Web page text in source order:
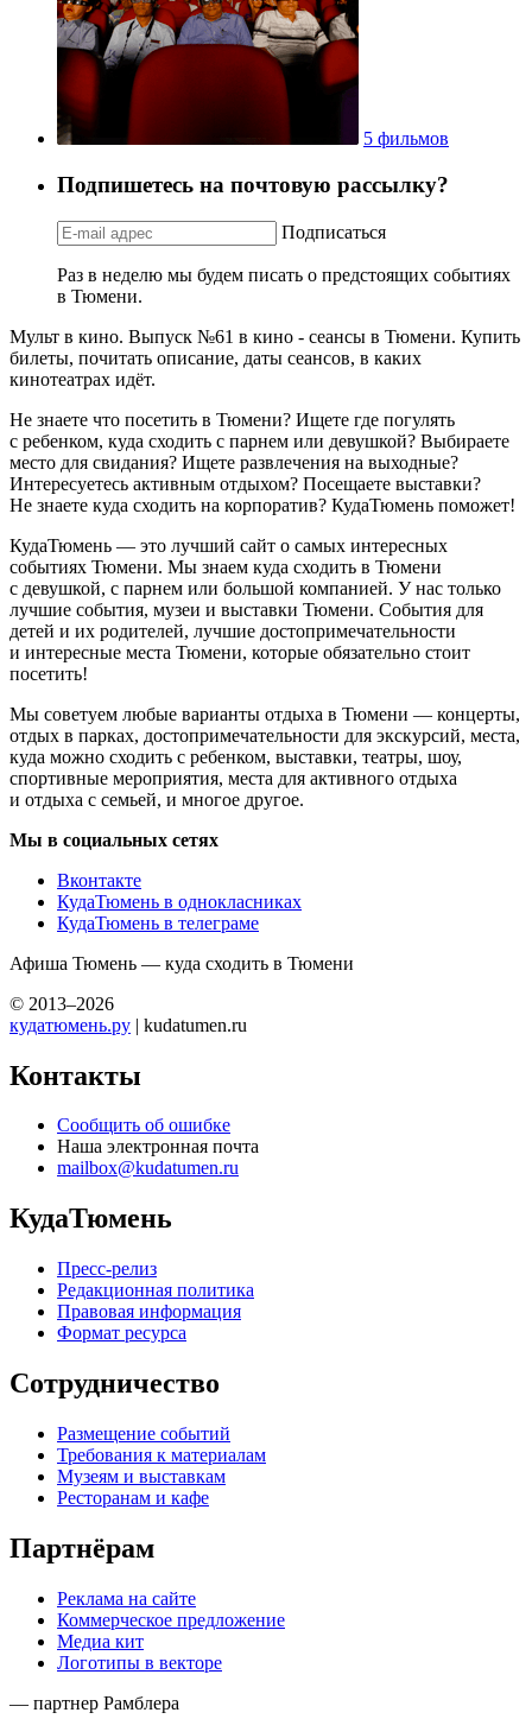
5 фильмов
Подпишетесь на почтовую рассылку?
Подписаться
Раз в неделю мы будем писать о предстоящих событиях
в Тюмени.
Мульт в кино. Выпуск №61 в кино - сеансы в Тюмени. Купить
билеты, почитать описание, даты сеансов, в каких
кинотеатрах идёт.
Не знаете что посетить в Тюмени? Ищете где погулять
с ребенком, куда сходить с парнем или девушкой? Выбираете
место для свидания? Ищете развлечения на выходные?
Интересуетесь активным отдыхом? Посещаете выставки?
Не знаете куда сходить на корпоратив? КудаТюмень поможет!
КудаТюмень — это лучший сайт о самых интересных
событиях Тюмени. Мы знаем куда сходить в Тюмени
с девушкой, с парнем или большой компанией. У нас только
лучшие события, музеи и выставки Тюмени. События для
детей и их родителей, лучшие достопримечательности
и интересные места Тюмени, которые обязательно стоит
посетить!
Мы советуем любые варианты отдыха в Тюмени — концерты,
отдых в парках, достопримечательности для экскурсий, места,
куда можно сходить с ребенком, выставки, театры, шоу,
спортивные мероприятия, места для активного отдыха
и отдыха с семьей, и многое другое.
Мы в социальных сетях
Вконтакте
КудаТюмень в однокласниках
КудаТюмень в телеграме
Афиша Тюмень — куда сходить в Тюмени
© 2013–2026
кудатюмень.ру | kudatumen.ru
Контакты
Сообщить об ошибке
Наша электронная почта
mailbox@kudatumen.ru
КудаТюмень
Пресс-релиз
Редакционная политика
Правовая информация
Формат ресурса
Сотрудничество
Размещение событий
Требования к материалам
Музеям и выставкам
Ресторанам и кафе
Партнёрам
Реклама на сайте
Коммерческое предложение
Медиа кит
Логотипы в векторе
— партнер Рамблера